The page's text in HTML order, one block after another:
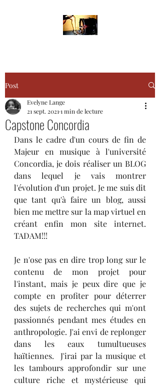
Post
Capstone Concordia
Evelyne Lange
21 sept. 2021 1 min de lecture
Dans le cadre d'un cours de fin de
Majeur en musique à l'université
Concordia, je dois réaliser un BLOG
dans lequel je vais montrer
l'évolution d'un projet. Je me suis dit
que tant qu'à faire un blog, aussi
bien me mettre sur la map virtuel en
créant enfin mon site internet.
TADAM!!!
Je n'ose pas en dire trop long sur le
contenu de mon projet pour
l'instant, mais je peux dire que je
compte en profiter pour déterrer
des sujets de recherches qui m'ont
passionnés pendant mes études en
anthropologie. J'ai envi de replonger
dans les eaux tumultueuses
haïtiennes.  J'irai par la musique et
les tambours approfondir sur une
culture riche et mystérieuse qui